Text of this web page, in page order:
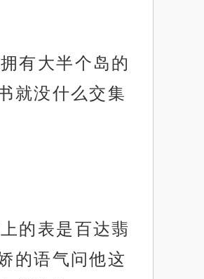
有大半个岛的
就没什么交集
的表是百达翡
的语气问他这